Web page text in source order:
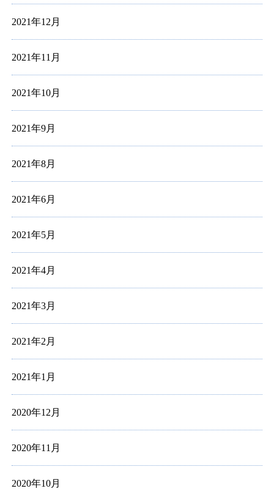
2021年12月
2021年11月
2021年10月
2021年9月
2021年8月
2021年6月
2021年5月
2021年4月
2021年3月
2021年2月
2021年1月
2020年12月
2020年11月
2020年10月